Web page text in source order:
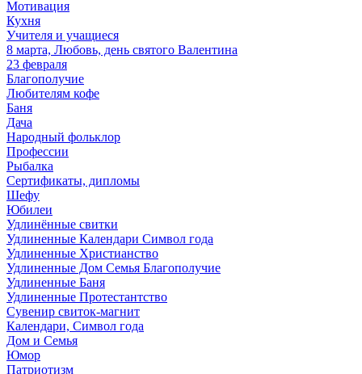
Мотивация
Кухня
Учителя и учащиеся
8 марта, Любовь, день святого Валентина
23 февраля
Благополучие
Любителям кофе
Баня
Дача
Народный фольклор
Профессии
Рыбалка
Сертификаты, дипломы
Шефу
Юбилеи
Удлинённые свитки
Удлиненные Календари Символ года
Удлиненные Христианство
Удлиненные Дом Семья Благополучие
Удлиненные Баня
Удлиненные Протестантство
Сувенир свиток-магнит
Календари, Символ года
Дом и Семья
Юмор
Патриотизм